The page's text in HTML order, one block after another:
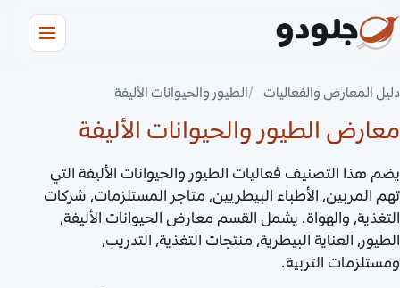
دليل المعارض والفعاليات الطيور والحيوانات الأليفة
معارض الطيور والحيوانات الأليفة
يضم هذا التصنيف فعاليات الطيور والحيوانات الأليفة التي
تهم المربين، الأطباء البيطريين، متاجر المستلزمات، شركات
التغذية، والهواة. يشمل القسم معارض الحيوانات الأليفة،
الطيور، العناية البيطرية، منتجات التغذية، التدريب،
ومستلزمات التربية.